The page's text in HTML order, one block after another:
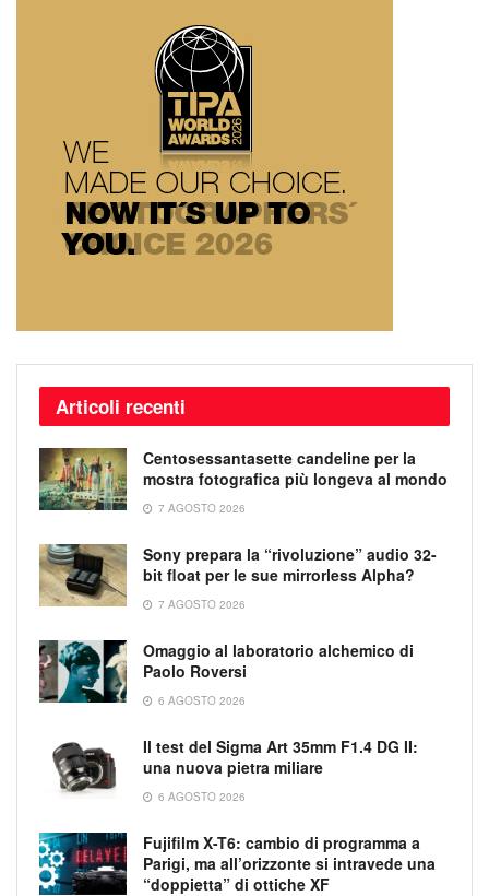
Articoli recenti
Centosessantasette candeline per la
mostra fotografica più longeva al mondo
7 AGOSTO 2026
Sony prepara la “rivoluzione” audio 32-
bit float per le sue mirrorless Alpha?
7 AGOSTO 2026
Omaggio al laboratorio alchemico di
Paolo Roversi
6 AGOSTO 2026
Il test del Sigma Art 35mm F1.4 DG II:
una nuova pietra miliare
6 AGOSTO 2026
Fujifilm X-T6: cambio di programma a
Parigi, ma all’orizzonte si intravede una
“doppietta” di ottiche XF